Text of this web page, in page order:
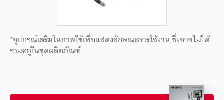
*อุปกรณ์เสริมในภาพใช้เพื่อแสดงลักษณะการใช้งาน ซึ่งอาจไม่ได้
รวมอยู่ในชุดผลิตภัณฑ์